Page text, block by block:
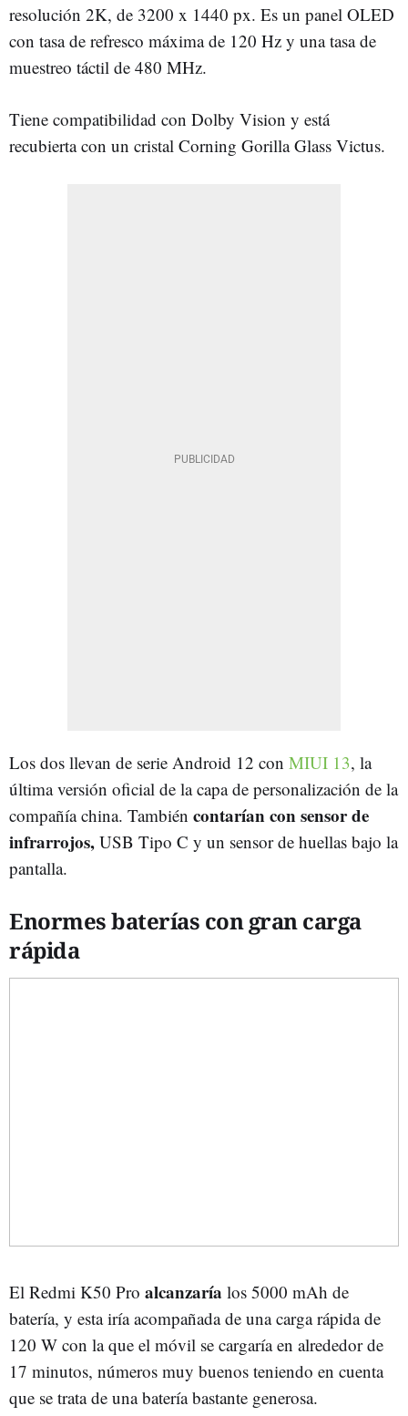
resolución 2K, de 3200 x 1440 px. Es un panel OLED
con tasa de refresco máxima de 120 Hz y una tasa de
muestreo táctil de 480 MHz.
Tiene compatibilidad con Dolby Vision y está
recubierta con un cristal Corning Gorilla Glass Victus.
Los dos llevan de serie Android 12 con MIUI 13, la
última versión oficial de la capa de personalización de la
compañía china. También contarían con sensor de
infrarrojos, USB Tipo C y un sensor de huellas bajo la
pantalla.
Enormes baterías con gran carga
rápida
El Redmi K50 Pro alcanzaría los 5000 mAh de
batería, y esta iría acompañada de una carga rápida de
120 W con la que el móvil se cargaría en alrededor de
17 minutos, números muy buenos teniendo en cuenta
que se trata de una batería bastante generosa.